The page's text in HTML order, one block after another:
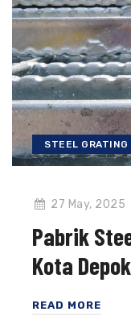
STEEL GRATING
27 May, 2025
Pabrik
Kota Depok
READ MORE